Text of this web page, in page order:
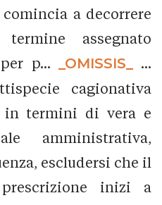
a decorrere
assegnato
p...
_OMISSIS_
...
cagionativa
in termini di vera e
amministrativa,
escludersi che il
inizi a